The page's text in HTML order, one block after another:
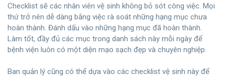
Checklist sẽ các nhân viên vệ sinh không bỏ sót công việc. Mọi
thứ trở nên dễ dàng bằng việc rà soát những hạng mục chưa
hoàn thành. Đánh dấu vào những hạng mục đã hoàn thành.
Làm tốt, đầy đủ các mục trong danh sách này mỗi ngày để
bệnh viện luôn có một diện mạo sạch đẹp và chuyên nghiệp.
Ban quản lý cũng có thể dựa vào các checklist vệ sinh này để